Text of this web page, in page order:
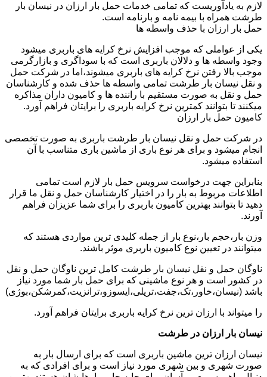
لازم به یادآوریست که تمامی خدمات حمل بار ارزان در نیسان بار
طرشت همراه با بیمه نامه و بارنامه است.
حمل بار ارزان با حذف واسطه ها
یکی از عواملی که موجب افزایش نرخ کرایه های باربری میشود
وجود واسطه ها و دلالان باربری است که با سوداگری و بازارگرمی
موجب بالا رفتن نرخ کرایه های باربری میشوند،اما در شرکت حمل
و نقل نیسان بار طرشت تمامی واسطه ها حذف شده و کارشناسان
حمل و نقل به صورت مستقیم با راننده ها و کامیون داران مذاکره
میکنند تا بتوانند کمترین نرخ کرایه باربری را برایتان فراهم آورد.
کامیون حمل بار ارزان
در شرکت حمل و نقل نیسان بار طرشت باربری به صورت تخصصی
انجام میشود و برای هر نوع باری از ماشین باری متناسب با آن
استفاده میشود.
بنابراین جهت درخواست سرویس حمل بار لازم است تمامی
اطلاعات مربوط به بار را در اختیار کارشناسان حمل و نقل ما قرار
دهید تا بتوانند بهترین کامیون باربری را برای شما عزیزان فراهم
آورند.
وزن بار،حجم بار،نوع بار از جمله کلیدی ترین مواردی هستند که
میتوانند در تعیین نوع کامیون باربری موثر باشند.
ناوگان حمل و نقل نیسان بار طرشت کامل ترین ناوگان حمل و نقل
در کشور است و هر نوع ماشینی که برای حمل بار شما مورد نیاز
باشد (نیسان،خاور،تک،جفت،تریلی،ایسوزو،ترانزیت،کمرشکن،بوژی)
را میتواند با ارزان ترین نرخ کرایه باربری برایتان فراهم آورد.
نیسان بار ارزان در طرشت
نیسان ارزان ترین ماشین باربری است که برای ارسال بار به
صورت شهری و بین شهری مورد نیاز است و برای افرادی که به